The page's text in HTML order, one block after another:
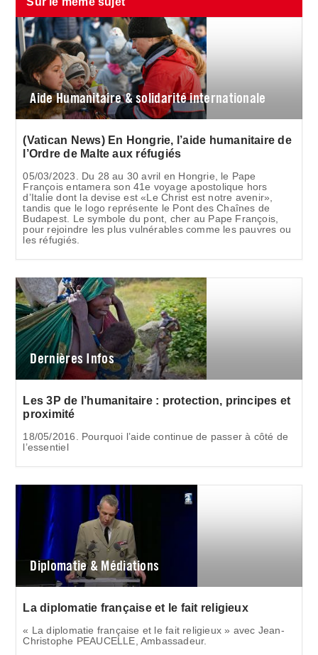
Aide Humanitaire & solidarité internationale
(Vatican News) En Hongrie, l’aide humanitaire de
l’Ordre de Malte aux réfugiés
05/03/2023. Du 28 au 30 avril en Hongrie, le Pape
François entamera son 41e voyage apostolique hors
d’Italie dont la devise est «Le Christ est notre avenir»,
tandis que le logo représente le Pont des Chaînes de
Budapest. Le symbole du pont, cher au Pape François,
pour rejoindre les plus vulnérables comme les pauvres ou
les réfugiés.
Dernières Infos
Les 3P de l’humanitaire : protection, principes et
proximité
18/05/2016. Pourquoi l’aide continue de passer à côté de
l’essentiel
Diplomatie & Médiations
La diplomatie française et le fait religieux
« La diplomatie française et le fait religieux » avec Jean-
Christophe PEAUCELLE, Ambassadeur.